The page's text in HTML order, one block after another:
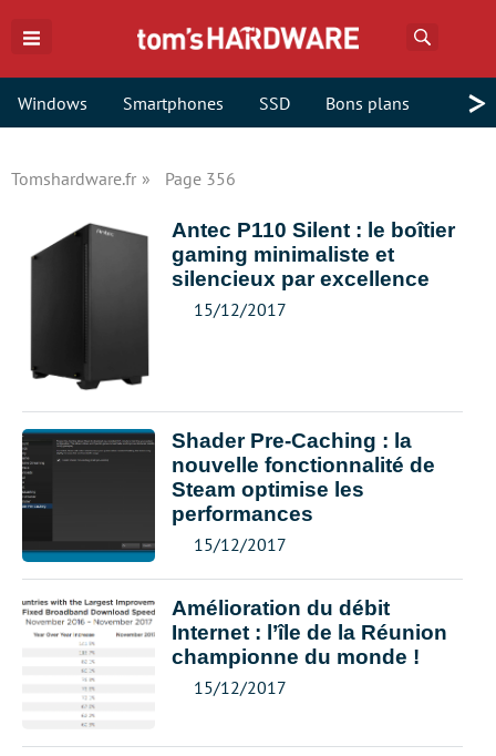
Windows Smartphones SSD Bons plans >
Tomshardware.fr Page 356
Antec P110 Silent : le boîtier
gaming minimaliste et
silencieux par excellence
15/12/2017
Shader Pre-Caching : la
nouvelle fonctionnalité de
Steam optimise les
performances
15/12/2017
Amélioration du débit
Internet : l’île de la Réunion
championne du monde !
15/12/2017